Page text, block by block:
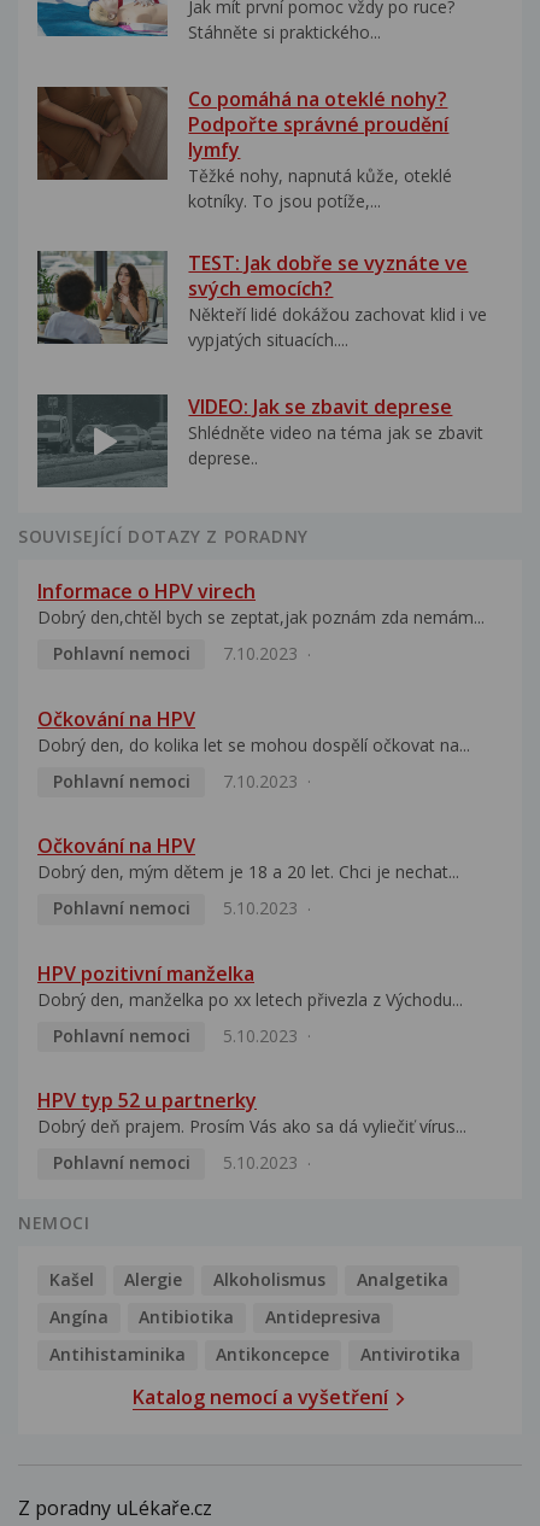
Jak mít první pomoc vždy po ruce?
Stáhněte si praktického...
Co pomáhá na oteklé nohy?
Podpořte správné proudění
lymfy
Těžké nohy, napnutá kůže, oteklé
kotníky. To jsou potíže,...
TEST: Jak dobře se vyznáte ve
svých emocích?
Někteří lidé dokážou zachovat klid i ve
vypjatých situacích....
VIDEO: Jak se zbavit deprese
Shlédněte video na téma jak se zbavit
deprese..
SOUVISEJÍCÍ DOTAZY Z PORADNY
Informace o HPV virech
Dobrý den,chtěl bych se zeptat,jak poznám zda nemám...
Pohlavní nemoci
7.10.2023
Očkování na HPV
Dobrý den, do kolika let se mohou dospělí očkovat na...
Pohlavní nemoci
7.10.2023
Očkování na HPV
Dobrý den, mým dětem je 18 a 20 let. Chci je nechat...
Pohlavní nemoci
5.10.2023
HPV pozitivní manželka
Dobrý den, manželka po xx letech přivezla z Východu...
Pohlavní nemoci
5.10.2023
HPV typ 52 u partnerky
Dobrý deň prajem. Prosím Vás ako sa dá vyliečiť vírus...
Pohlavní nemoci
5.10.2023
NEMOCI
Kašel Alergie Alkoholismus
Analgetika
Angína
Antibiotika
Antidepresiva
Antihistaminika
Antikoncepce Antivirotika
Katalog nemocí a vyšetření
Z poradny uLékaře.cz